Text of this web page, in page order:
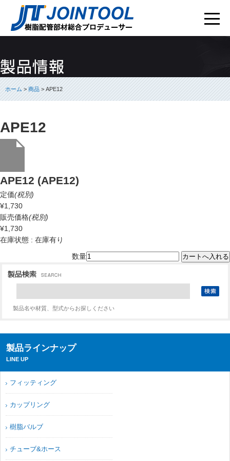
ホーム>商品> APE12
APE12
APE12 (APE12)
定価(税別)
¥1,730
販売価格(税別)
¥1,730
在庫状態 : 在庫有り
数量
製品名や材質、型式からお探しください
製品ラインナップ
LINE UP
フィッティング
カップリング
樹脂バルブ
チューブ&ホース